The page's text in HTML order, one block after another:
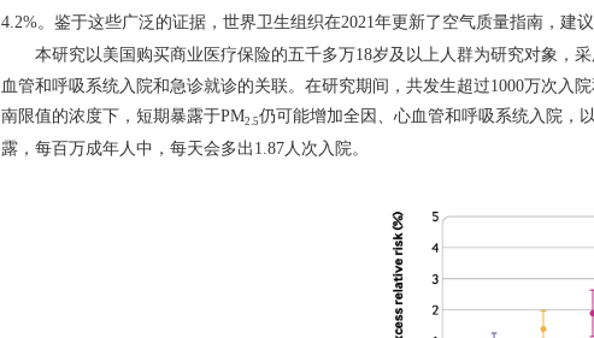
4 .2%。鉴于这些广泛的证据，世界卫生组织在2021年更新了空气质量指南，建议
本研究以美国购买商业医疗保险的五千多万18岁及以上人群为研究对象，
血管和呼吸系统入院和急诊就诊的关联。在研究期间，共发生超过1000万次入院
南限值的浓度下，短期暴露于PM2.5仍可能增加全因、心血管和呼吸系统入院，
露，每百万成年人中，每天会多出 1 .87 人次入院。